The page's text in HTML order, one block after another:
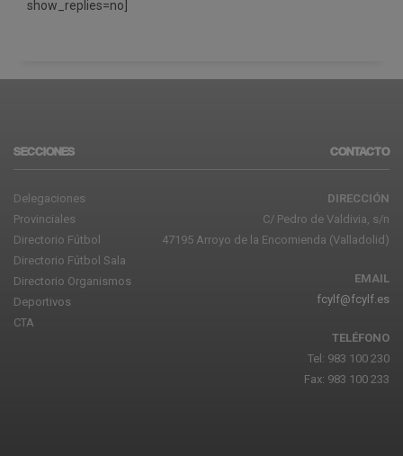
show_replies=no]
SECCIONES
Delegaciones
Provinciales
Directorio Fútbol
Directorio Fútbol Sala
Directorio Organismos
Deportivos
CTA
CONTACTO
DIRECCIÓN
C/ Pedro de Valdivia, s/n
47195 Arroyo de la Encomienda (Valladolid)
EMAIL
fcylf@fcylf.es
TELÉFONO
Tel: 983 100 230
Fax: 983 100 233